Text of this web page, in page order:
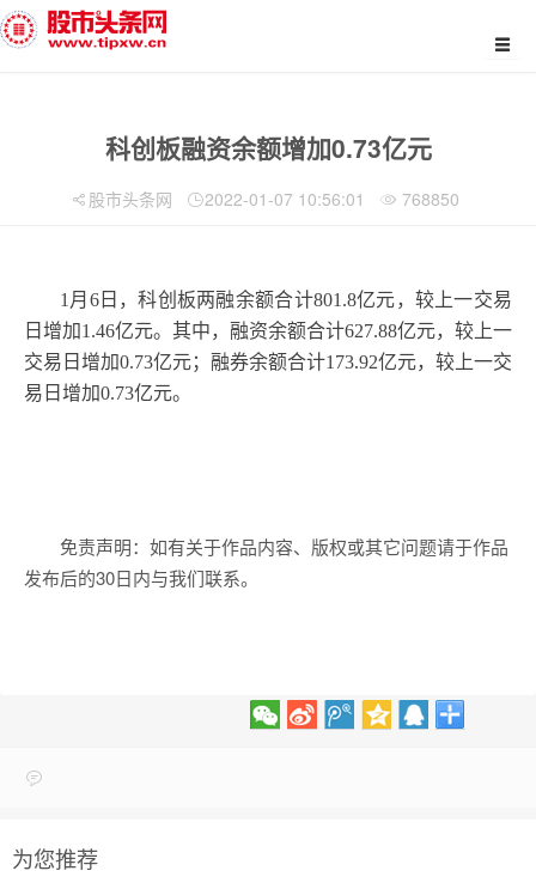
科创板融资余额增加0.73亿元
股市头条网 2022-01-07 10:56:01 768850
1月6日，科创板两融余额合计801.8亿元，较上一交易
日增加1.46亿元。其中，融资余额合计627.88亿元，较上一
交易日增加0.73亿元；融券余额合计173.92亿元，较上一交
易日增加0.73亿元。
免责声明：如有关于作品内容、版权或其它问题请于作品
发布后的30日内与我们联系。
为您推荐